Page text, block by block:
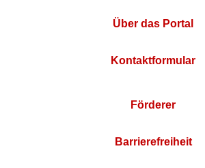
Über das Portal
Kontaktformular
Förderer
Barrierefreiheit